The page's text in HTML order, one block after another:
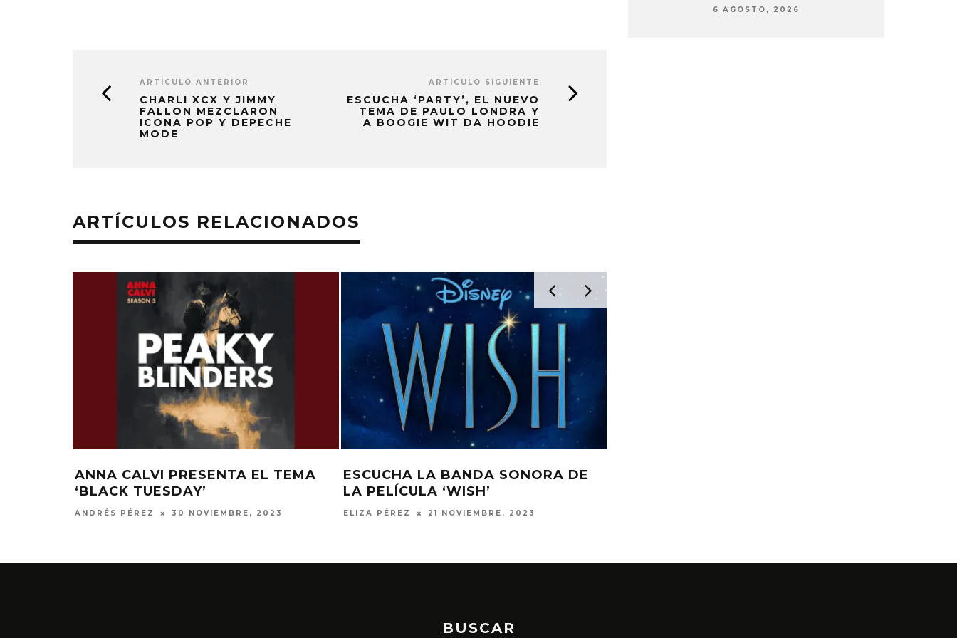
ARTÍCULO ANTERIOR
CHARLI XCX Y JIMMY
FALLON MEZCLARON
ICONA POP Y DEPECHE
MODE
ARTÍCULO SIGUIENTE
ESCUCHA ‘PARTY’, EL NUEVO
TEMA DE PAULO LONDRA Y
A BOOGIE WIT DA HOODIE
ARTÍCULOS RELACIONADOS
ANNA CALVI PRESENTA EL TEMA
‘BLACK TUESDAY’
ANDRÉS PÉREZ 30 NOVIEMBRE, 2023
ESCUCHA LA BANDA SONORA DE
LA PELÍCULA ‘WISH’
ELIZA PÉREZ 21 NOVIEMBRE, 2023
6 AGOSTO, 2026
BUSCAR